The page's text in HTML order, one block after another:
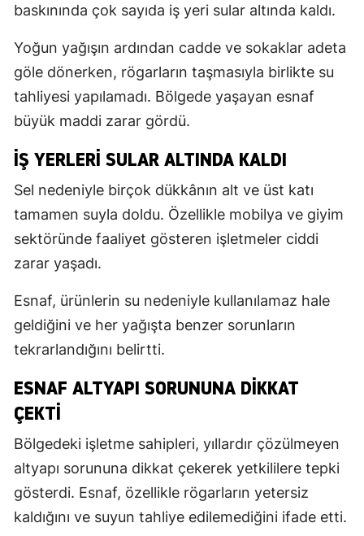
baskınında çok sayıda iş yeri sular altında kaldı.
Yoğun yağışın ardından cadde ve sokaklar adeta
göle dönerken, rögarların taşmasıyla birlikte su
tahliyesi yapılamadı. Bölgede yaşayan esnaf
büyük maddi zarar gördü.
İŞ YERLERI SULAR ALTINDA KALDI
Sel nedeniyle birçok dükkânın alt ve üst katı
tamamen suyla doldu. Özellikle mobilya ve giyim
sektöründe faaliyet gösteren işletmeler ciddi
zarar yaşadı.
Esnaf, ürünlerin su nedeniyle kullanılamaz hale
geldiğini ve her yağışta benzer sorunların
tekrarlandığını belirtti.
ESNAF ALTYAPI SORUNUNA DIKKAT
ÇEKTI
Bölgedeki işletme sahipleri, yıllardır çözülmeyen
altyapı sorununa dikkat çekerek yetkililere tepki
gösterdi. Esnaf, özellikle rögarların yetersiz
kaldığını ve suyun tahliye edilemediğini ifade etti.